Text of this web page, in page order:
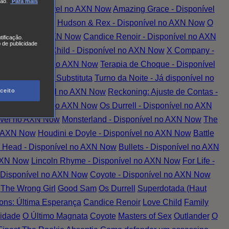
- Disponível no AXN NowAmazing Grace - Disponível
no AXN Now Hudson & Rex - Disponível no AXN Now O
no AXN Now Candice Renoir - Disponível no AXN
Now Love Child - Disponível no AXN Now X Company -
- Disponível no AXN Now Terapia de Choque - Disponível
A Substituta Turno da Noite - Já disponível no
- Disponível no AXN Now Reckoning: Ajuste de Contas -
- Disponível no AXN Now Os Durrell - Disponível no AXN
no AXN Now Monsterland - Disponível no AXN Now The
Now Houdini e Doyle - Disponível no AXN Now Battle
Head - Disponível no AXN Now Bullets - Disponível no AXN
Now Lincoln Rhyme - Disponível no AXN Now For Life -
no AXN Now Coyote - Disponível no AXN Now
The Wrong Girl Good Sam Os Durrell
Superdotada (Haut
Última Esperança Candice Renoir Love Child Family
O Último Magnata Coyote Masters of Sex Outlander O
publicidade